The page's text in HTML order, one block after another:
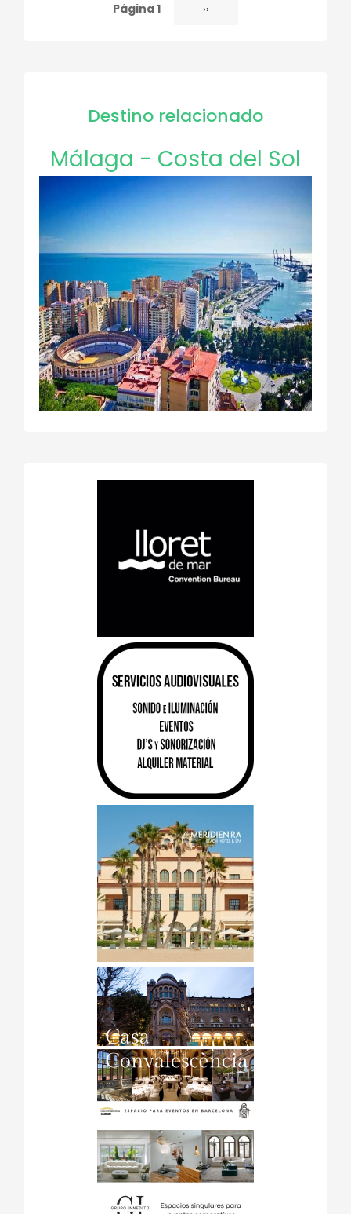
Página 1 Siguiente
››
Destino relacionado
Málaga - Costa del Sol